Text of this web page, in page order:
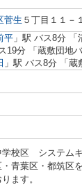
菅生 ５丁目１１－
平 」駅 バス8分
19分 「蔵敷団地
」駅 バス8分 「
校区 システム
青葉区・都筑区
ます。